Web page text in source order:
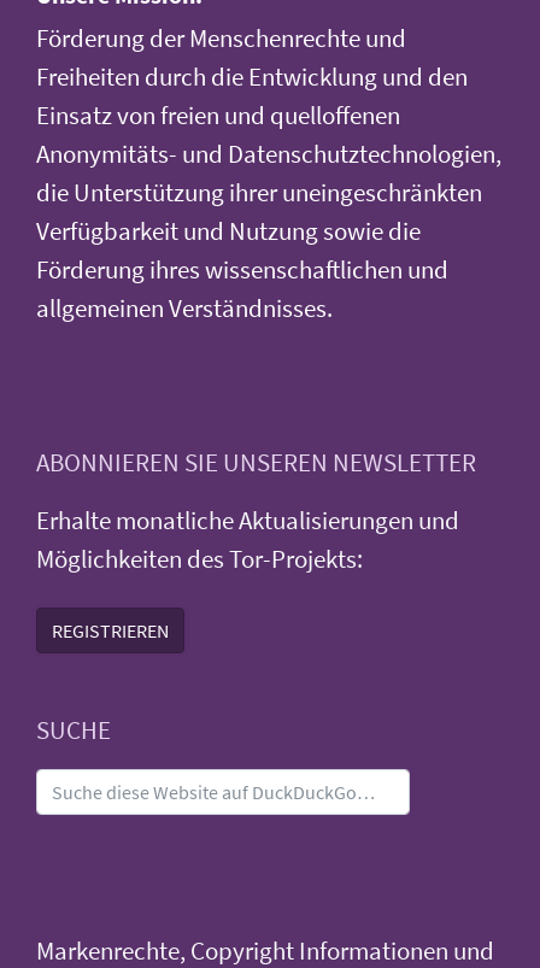
Förderung der Menschenrechte und
Freiheiten durch die Entwicklung und den
Einsatz von freien und quelloffenen
Anonymitäts- und Datenschutztechnologien,
die Unterstützung ihrer uneingeschränkten
Verfügbarkeit und Nutzung sowie die
Förderung ihres wissenschaftlichen und
allgemeinen Verständnisses.
ABONNIEREN SIE UNSEREN NEWSLETTER
Erhalte monatliche Aktualisierungen und
Möglichkeiten des Tor-Projekts:
REGISTRIEREN
SUCHE
Markenrechte, Copyright Informationen und